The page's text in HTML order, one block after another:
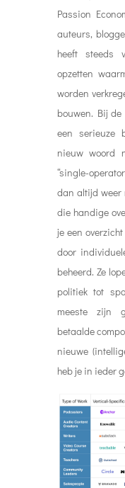
Passion
auteurs,
heeft steeds
opzetten
worden
bouwen. Bij
een serieuze
nieuw woord
“single-
dan altijd weer
die handige
je een overzicht
door
beheerd. Ze
politiek tot
meeste zijn
betaalde
nieuwe
heb je in ieder